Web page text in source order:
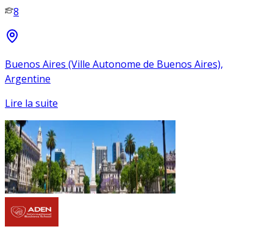
8
Buenos Aires (Ville Autonome de Buenos Aires),
Argentine
Lire la suite